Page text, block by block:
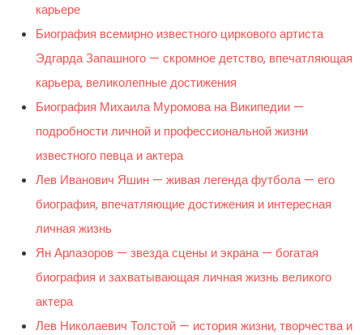
карьере
Биография всемирно известного циркового артиста
Эдгарда Запашного — скромное детство, впечатляющая
карьера, великолепные достижения
Биография Михаила Муромова на Википедии —
подробности личной и профессиональной жизни
известного певца и актера
Лев Иванович Яшин — живая легенда футбола — его
биография, впечатляющие достижения и интересная
личная жизнь
Ян Арлазоров — звезда сцены и экрана — богатая
биография и захватывающая личная жизнь великого
актера
Лев Николаевич Толстой — история жизни, творчества и